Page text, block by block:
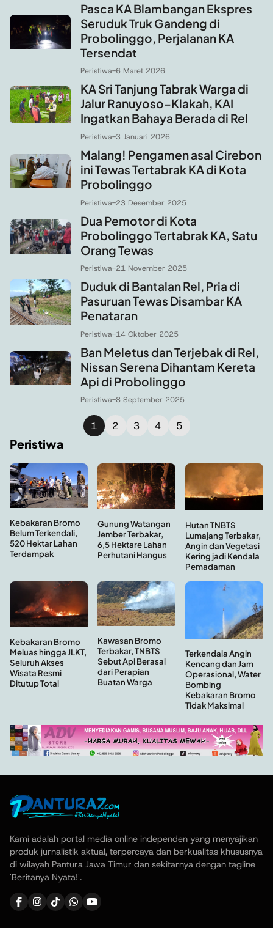
Pasca KA Blambangan Ekspres
Seruduk Truk Gandeng di
Probolinggo, Perjalanan KA
Tersendat
Peristiwa-6 Maret 2026
KA Sri Tanjung Tabrak Warga di
Jalur Ranuyoso–Klakah, KAI
Ingatkan Bahaya Berada di Rel
Peristiwa-3 Januari 2026
Malang! Pengamen asal Cirebon
ini Tewas Tertabrak KA di Kota
Probolinggo
Peristiwa-23 Desember 2025
Dua Pemotor di Kota
Probolinggo Tertabrak KA, Satu
Orang Tewas
Peristiwa-21 November 2025
Duduk di Bantalan Rel, Pria di
Pasuruan Tewas Disambar KA
Penataran
Peristiwa-14 Oktober 2025
Ban Meletus dan Terjebak di Rel,
Nissan Serena Dihantam Kereta
Api di Probolinggo
Peristiwa-8 September 2025
1 2 3 4 5
Peristiwa
Kebakaran Bromo
Belum Terkendali,
520 Hektar Lahan
Terdampak
Gunung Watangan
Jember Terbakar,
6,5 Hektare Lahan
Perhutani Hangus
Hutan TNBTS
Lumajang Terbakar,
Angin dan Vegetasi
Kering jadi Kendala
Pemadaman
Kebakaran Bromo
Meluas hingga JLKT,
Seluruh Akses
Wisata Resmi
Ditutup Total
Kawasan Bromo
Terbakar, TNBTS
Sebut Api Berasal
dari Perapian
Buatan Warga
Terkendala Angin
Kencang dan Jam
Operasional, Water
Bombing
Kebakaran Bromo
Tidak Maksimal
Kami adalah portal media online independen yang menyajikan
produk jurnalistik aktual, terpercaya dan berkualitas khususnya
di wilayah Pantura Jawa Timur dan sekitarnya dengan tagline
'Beritanya Nyata!'.